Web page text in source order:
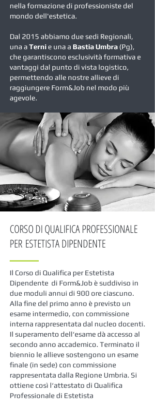
nella formazione di professioniste del
mondo dell'estetica.
Dal 2015 abbiamo due sedi Regionali,
una a Terni e una a Bastia Umbra (Pg),
che garantiscono esclusività formativa e
vantaggi dal punto di vista logistico,
permettendo alle nostre allieve di
raggiungere Form&Job nel modo più
agevole.
CORSO DI QUALIFICA PROFESSIONALE
PER ESTETISTA DIPENDENTE
Il Corso di Qualifica per Estetista
Dipendente di Form&Job è suddiviso in
due moduli annui di 900 ore ciascuno.
Alla fine del primo anno è previsto un
esame intermedio, con commissione
interna rappresentata dal nucleo docenti.
Il superamento dell‘esame dà accesso al
secondo anno accademico. Terminato il
biennio le allieve sostengono un esame
finale (in sede) con commissione
rappresentata dalla Regione Umbria. Si
ottiene così l‘attestato di Qualifica
Professionale di Estetista